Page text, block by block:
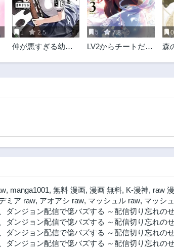
第3.1話
1年前
第
3
第2話
3ヶ月前
1 2.5
仲が悪すぎる幼馴
ゲームのフレンド
5 7.8
LV2からチートだっ
フ
0
森
, manga1001, 無料 漫画, 漫画 無料, K-漫神, raw
ミア raw, アオアシ raw, マッシュル raw, マッシ
ダンジョン配信で億バズする ～配信切り忘れ
ダンジョン配信で億バズする ～配信切り忘れ
ダンジョン配信で億バズする ～配信切り忘れ
ダンジョン配信で億バズする ～配信切り忘れ